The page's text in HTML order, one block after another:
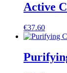
Active
€37.60